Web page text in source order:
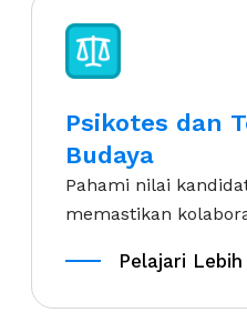
Psikotes dan
Budaya
Pahami nilai
memastikan
Pelajari
Pelajari Lebih